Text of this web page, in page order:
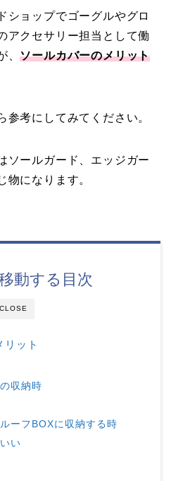
ショップでゴーグルやグロ
アクセサリー担当として働
、ソールカバーのメリット
参考にしてみてください。
ソールガード、エッジガー
物になります。
CLOSE
動する目次
リット
収納時
ーフBOXに収納する時
い